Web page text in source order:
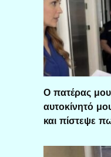
Ο πατέρας
αυτοκίνητό
και πίστεψε